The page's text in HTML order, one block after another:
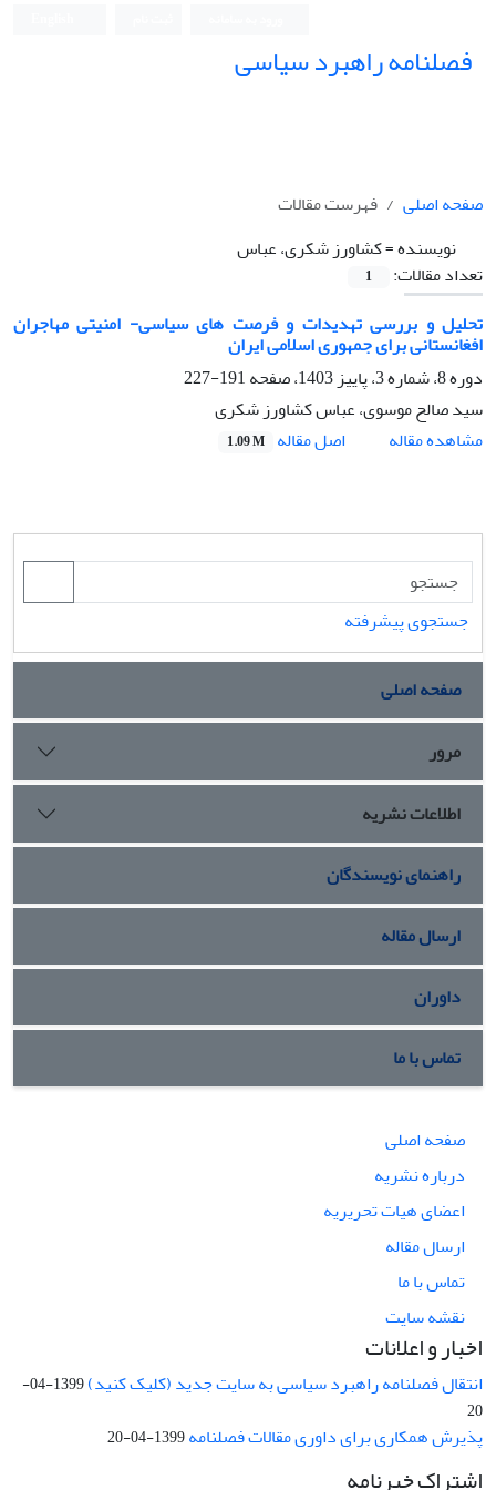
فصلنامه راهبرد سیاسی
صفحه اصلی
فهرست مقالات
نویسنده =کشاورز شکری، عباس
تعداد مقالات:
1
تحلیل و بررسی تهدیدات و فرصت های سیاسی- امنیتی مهاجران
افغانستانی برای جمهوری اسلامی ایران
دوره 8، شماره 3، پاییز 1403، صفحه
191-227
سید صالح موسوی، عباس کشاورز شکری
مشاهده مقاله
اصل مقاله 1.09 M
جستجوی پیشرفته
صفحه اصلی
مرور
اطلاعات نشریه
راهنمای نویسندگان
ارسال مقاله
داوران
تماس با ما
صفحه اصلی
درباره نشریه
اعضای هیات تحریریه
ارسال مقاله
تماس با ما
نقشه سایت
اخبار و اعلانات
انتقال فصلنامه راهبرد سیاسی به سایت جدید (کلیک کنید)
1399-04-
20
پذیرش همکاری برای داوری مقالات فصلنامه1399-04-20
اشتراک خبرنامه